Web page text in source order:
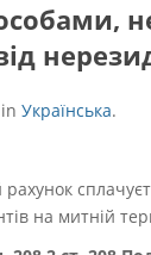
Українська.
рахунок
на митній